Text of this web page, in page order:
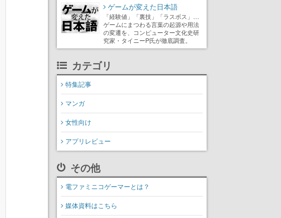
ゲームが変えた日本語
「経験値」「裏技」「ラスボス」…
ゲームにまつわる言葉の起源や用法
の変遷を、コンピューター文化史研
究家・タイニーP氏が徹底調査。
カテゴリ
特集記事
マンガ
女性向け
アプリレビュー
その他
電ファミニコゲーマーとは？
媒体資料はこちら